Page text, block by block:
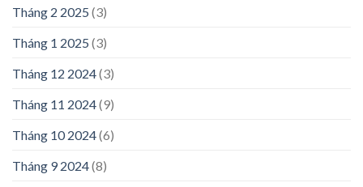
Tháng 2 2025 (3)
Tháng 1 2025 (3)
Tháng 12 2024(3)
Tháng 11 2024(9)
Tháng 10 2024(6)
Tháng 9 2024(8)